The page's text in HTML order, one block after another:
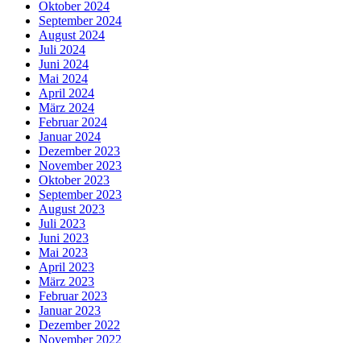
Oktober 2024
September 2024
August 2024
Juli 2024
Juni 2024
Mai 2024
April 2024
März 2024
Februar 2024
Januar 2024
Dezember 2023
November 2023
Oktober 2023
September 2023
August 2023
Juli 2023
Juni 2023
Mai 2023
April 2023
März 2023
Februar 2023
Januar 2023
Dezember 2022
November 2022